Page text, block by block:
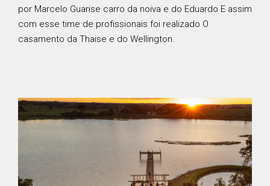
por Marcelo Guarise carro da noiva e do Eduardo E assim
com esse time de profissionais foi realizado O
casamento da Thaise e do Wellington.